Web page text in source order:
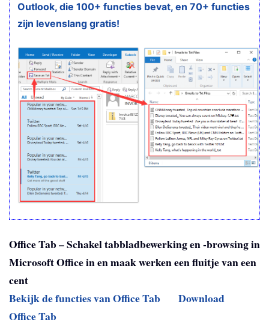
Outlook, die 100+ functies bevat, en 70+ functies
zijn levenslang gratis!
Office Tab – Schakel tabbladbewerking en -browsing in
Microsoft Office in en maak werken een fluitje van een
cent
Bekijk de functies van Office Tab
Download
Office Tab